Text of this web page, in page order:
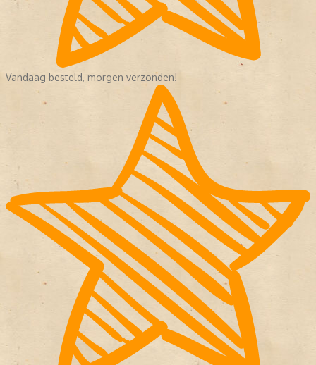
Vandaag besteld, morgen verzonden!